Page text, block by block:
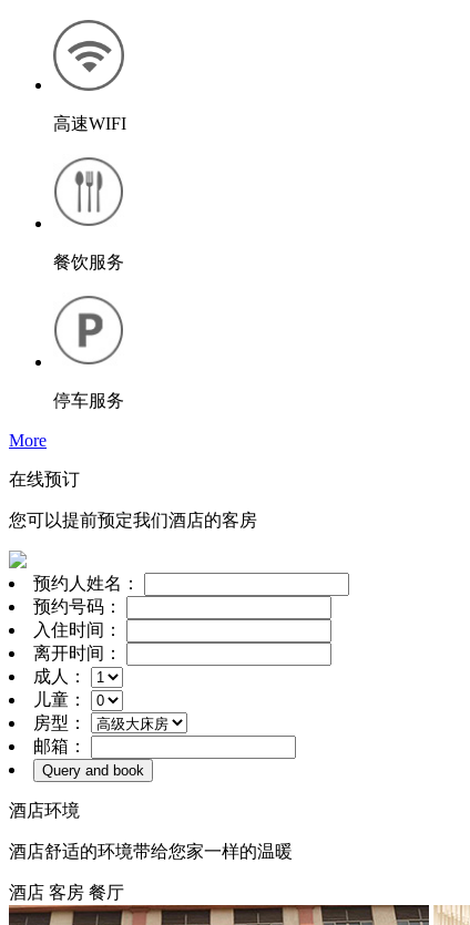
高速WIFI
餐饮服务
停车服务
More
在线预订
您可以提前预定我们酒店的客房
预约人姓名：
预约号码：
入住时间：
离开时间：
成人：
儿童：
房型：
邮箱：
酒店环境
酒店舒适的环境带给您家一样的温暖
酒店 客房 餐厅